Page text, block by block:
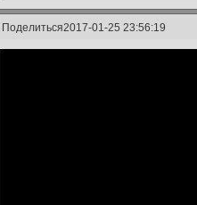
Поделиться2017-01-25 23:56:19